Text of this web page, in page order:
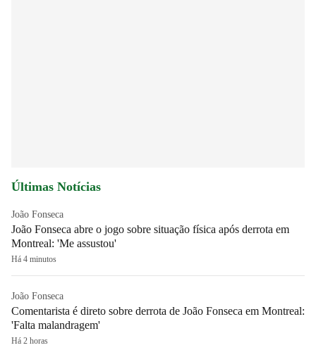
Últimas Notícias
João Fonseca
João Fonseca abre o jogo sobre situação física após derrota em
Montreal: 'Me assustou'
Há 4 minutos
João Fonseca
Comentarista é direto sobre derrota de João Fonseca em Montreal:
'Falta malandragem'
Há 2 horas